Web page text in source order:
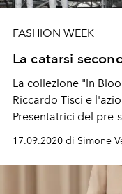
FASHION WEEK
La catarsi
La collezione "In
Riccardo Tisci e
Presentatrici del pre-
17.09.2020 di Simone